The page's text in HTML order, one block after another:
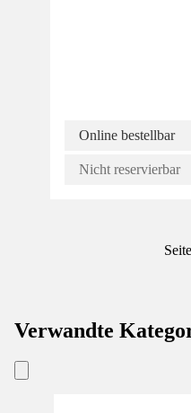
Online bestellbar
Nicht reservierbar
Verwandte